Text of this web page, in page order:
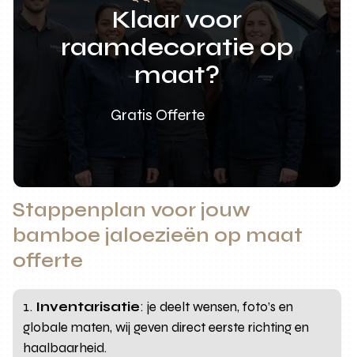
Klaar voor
raamdecoratie op
maat?
Gratis Offerte
Stappenplan voor jouw
bamboe jaloezieën op maat
offerte
Inventarisatie: je deelt wensen, foto’s en
globale maten, wij geven direct eerste richting en
haalbaarheid.